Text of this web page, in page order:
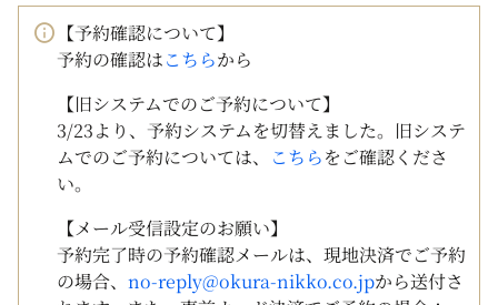
【予約確認について】
予約の確認はこちらから
【旧システムでのご予約について】
3/23より、予約システムを切替えました。旧システ
ムでのご予約については、
こちらをご確認くださ
い。
【メール受信設定のお願い】
予約完了時の予約確認メールは、現地決済でご予約
の場合、 no-reply@okura-nikko.co.jpから送付さ